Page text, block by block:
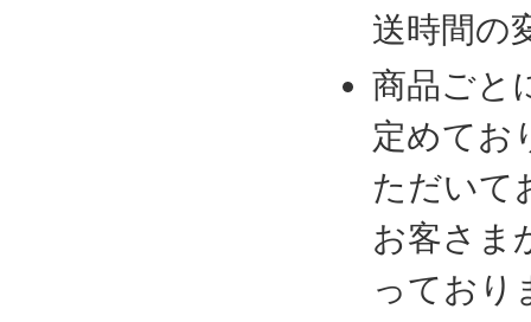
送時間の
商品ごと
定めてお
ただいて
お客さま
っており